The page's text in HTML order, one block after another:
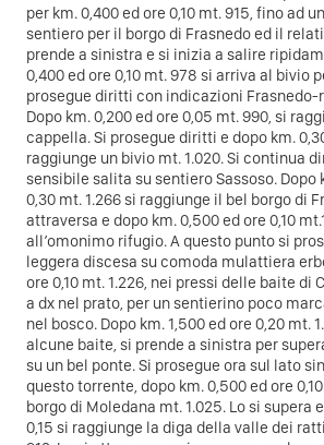
per km. 0,400 ed ore 0,10 mt. 915, fino ad
sentiero per il borgo di Frasnedo ed il
prende a sinistra e si inizia a salire
0,400 ed ore 0,10 mt. 978 si arriva al bivio
prosegue diritti con indicazioni Frasnedo-
Dopo km. 0,200 ed ore 0,05 mt. 990, si
cappella. Si prosegue diritti e dopo km.
raggiunge un bivio mt. 1.020. Si continua
sensibile salita su sentiero Sassoso. Dopo
0,30 mt. 1.266 si raggiunge il bel borgo di
attraversa e dopo km. 0,500 ed ore 0,10
all’omonimo rifugio. A questo punto si
leggera discesa su comoda mulattiera
ore 0,10 mt. 1.226, nei pressi delle baite di
a dx nel prato, per un sentierino poco
nel bosco. Dopo km. 1,500 ed ore 0,20 mt.
alcune baite, si prende a sinistra per
su un bel ponte. Si prosegue ora sul lato
questo torrente, dopo km. 0,500 ed ore
borgo di Moledana mt. 1.025. Lo si supera
0,15 si raggiunge la diga della valle dei